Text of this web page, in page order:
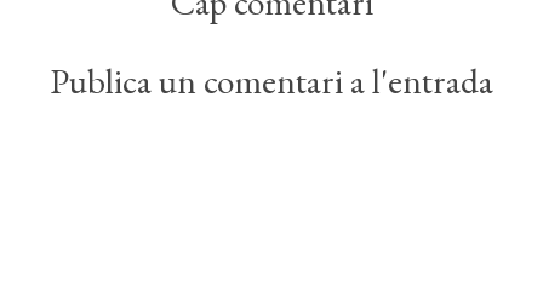
Publica un comentari a l'entrada